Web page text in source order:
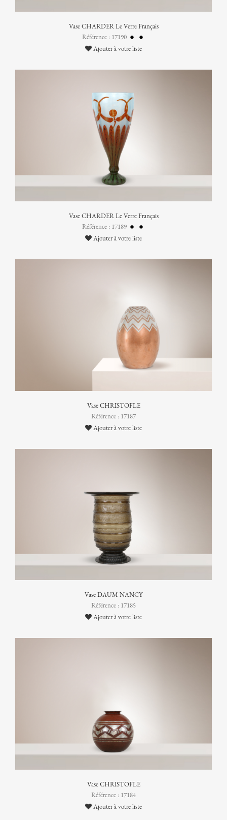
Vase CHARDER Le Verre Français
Référence : 17190
Ajouter à votre liste
Vase CHARDER Le Verre Français
Référence : 17189
Ajouter à votre liste
Vase CHRISTOFLE
Référence : 17187
Ajouter à votre liste
Vase DAUM NANCY
Référence : 17185
Ajouter à votre liste
Vase CHRISTOFLE
Référence : 17184
Ajouter à votre liste